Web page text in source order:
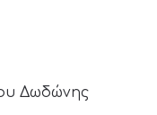
Δωδώνης